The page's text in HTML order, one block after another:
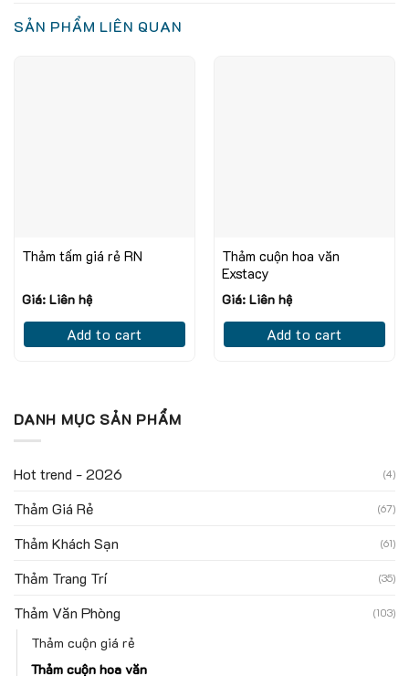
SẢN PHẨM LIÊN QUAN
Thảm tấm giá rẻ RN
Giá: Liên hệ
Add to cart
Thảm cuộn hoa văn
Exstacy
Giá: Liên hệ
Add to cart
DANH MỤC SẢN PHẨM
Hot trend - 2026 (4)
Thảm Giá Rẻ (67)
Thảm Khách Sạn (61)
Thảm Trang Trí (35)
Thảm Văn Phòng (103)
Thảm cuộn giá rẻ
Thảm cuộn hoa văn